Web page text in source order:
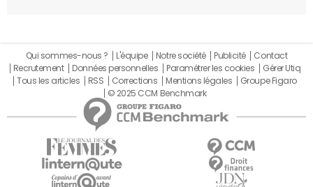
Qui sommes-nous ? L'équipe Notre société Publicité
Contact
Recrutement
Données personnelles Paramétrer les cookies
Gérer Utiq
Tous les articles
RSS Corrections Mentions légales
Groupe Figaro
© 2025 CCM Benchmark